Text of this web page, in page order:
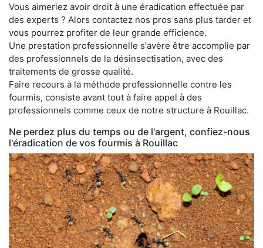
Vous aimeriez avoir droit à une éradication effectuée par
des experts ? Alors contactez nos pros sans plus tarder et
vous pourrez profiter de leur grande efficience.
Une prestation professionnelle s'avère être accomplie par
des professionnels de la désinsectisation, avec des
traitements de grosse qualité.
Faire recours à la méthode professionnelle contre les
fourmis, consiste avant tout à faire appel à des
professionnels comme ceux de notre structure à Rouillac.
Ne perdez plus du temps ou de l'argent, confiez-nous
l'éradication de vos fourmis à Rouillac